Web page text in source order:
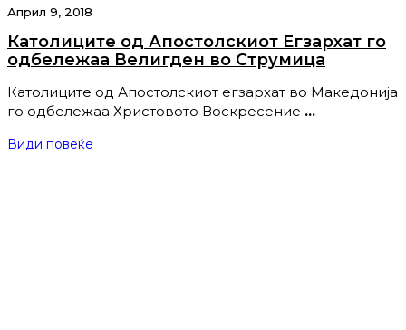
Април 9, 2018
Католиците од Апостолскиот Егзархат го
одбележаа Велигден во Струмица
Католиците од Апостолскиот егзархат во Македонија
го одбележаа Христовото Воскресение …
Види повеќе